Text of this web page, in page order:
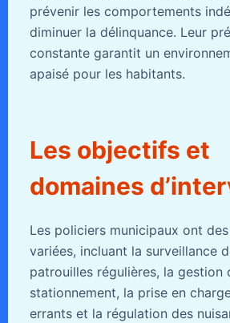
prévenir les comportements
diminuer la délinquance. Leur
constante garantit un
apaisé pour les habitants.
Les objectifs et
domaines
Les policiers municipaux ont
variées, incluant la surveillance
patrouilles régulières, la gestion
stationnement, la prise en
errants et la régulation des